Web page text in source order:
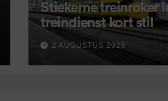
Stiekeme treinroker
treindienst kort stil
2 AUGUSTUS 2026